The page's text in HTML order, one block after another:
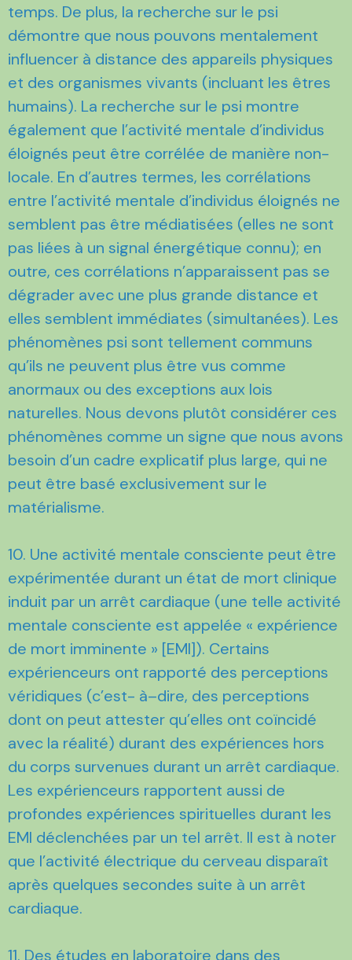
temps. De plus, la recherche sur le psi
démontre que nous pouvons mentalement
influencer à distance des appareils physiques
et des organismes vivants (incluant les êtres
humains). La recherche sur le psi montre
également que l’activité mentale d’individus
éloignés peut être corrélée de manière non-
locale. En d’autres termes, les corrélations
entre l’activité mentale d’individus éloignés ne
semblent pas être médiatisées (elles ne sont
pas liées à un signal énergétique connu); en
outre, ces corrélations n’apparaissent pas se
dégrader avec une plus grande distance et
elles semblent immédiates (simultanées). Les
phénomènes psi sont tellement communs
qu’ils ne peuvent plus être vus comme
anormaux ou des exceptions aux lois
naturelles. Nous devons plutôt considérer ces
phénomènes comme un signe que nous avons
besoin d’un cadre explicatif plus large, qui ne
peut être basé exclusivement sur le
matérialisme.
10. Une activité mentale consciente peut être
expérimentée durant un état de mort clinique
induit par un arrêt cardiaque (une telle activité
mentale consciente est appelée « expérience
de mort imminente » [EMI]). Certains
expérienceurs ont rapporté des perceptions
véridiques (c’est- à–dire, des perceptions
dont on peut attester qu’elles ont coïncidé
avec la réalité) durant des expériences hors
du corps survenues durant un arrêt cardiaque.
Les expérienceurs rapportent aussi de
profondes expériences spirituelles durant les
EMI déclenchées par un tel arrêt. Il est à noter
que l’activité électrique du cerveau disparaît
après quelques secondes suite à un arrêt
cardiaque.
11. Des études en laboratoire dans des